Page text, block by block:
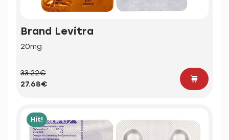
Brand Levitra
20mg
33.22€
27.68€
Hit!